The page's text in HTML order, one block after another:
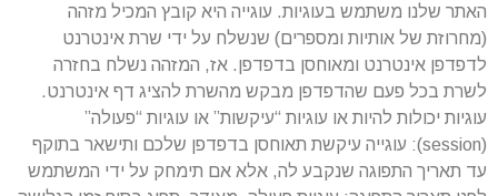
האתר שלנו משתמש בעוגיות. עוגייה היא קובץ המכיל מזהה
(מחרוזת של אותיות ומספרים) שנשלח על ידי שרת אינטרנט
לדפדפן אינטרנט ומאוחסן בדפדפן. אז, המזהה נשלח בחזרה
לשרת בכל פעם שהדפדפן מבקש מהשרת להציג דף אינטרנט.
עוגיות יכולות להיות או עוגיות “עיקשות” או עוגיות “פעולה”
(session): עוגייה עיקשת תאוחסן בדפדפן שלכם ותישאר בתוקף
עד תאריך התפוגה שנקבע לה, אלא אם תימחק על ידי המשתמש